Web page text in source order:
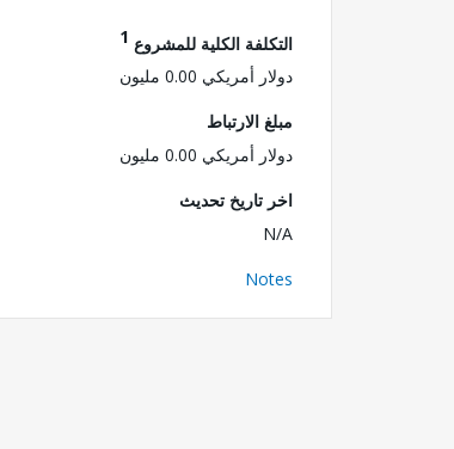
التكلفة الكلية للمشروع 1
دولار أمريكي 0.00 مليون
مبلغ الارتباط
دولار أمريكي 0.00 مليون
اخر تاريخ تحديث
N/A
Notes